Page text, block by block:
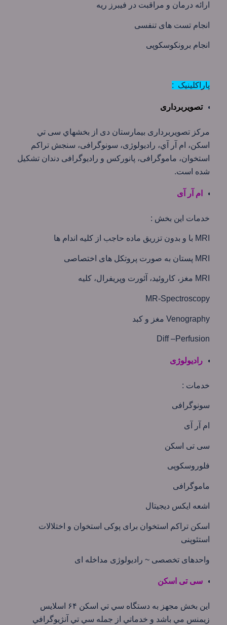
ارائه درمان و مراقبت در فیبرز ریه
انجام تست های تنفسی
انجام برونکوسکوپی
پاراکلینیک :
تصویربرداری
مركز تصويربرداری بيمارستان دی از بخشهاي سی تي
اسكن، ام آر آي، راديولوژی، سونوگرافی، سنجش تراكم
استخوان، ماموگرافی، پانوركس و راديوگرافی دندان تشكيل
شده است.
ام آر آی
خدمات این بخش :
MRI با و بدون تزریق ماده حاجب از كلیه اندام ها
MRI پستان به صورت پروتكل های اختصاصی
MRI مغز، كاروئید، آئورت وپریفرال، كليه
MR-Spectroscopy
Venography مغز و كبد
Diff –Perfusion
رادیولوژی
خدمات :
سونوگرافی
ام آر آی
سی تی اسکن
فلوروسکوپی
ماموگرافی
اشعه ایکس دیجیتال
اسکن تراکم استخوان برای پوکی استخوان و اختلالات
استئوپنی
واحدهای تخصصی ~ رادیولوژی مداخله ای
سی تی اسکن
اين بخش مجهز به دستگاه سي تي اسكن ۶۴ اسلايس
زيمنس مي باشد و خدماتي از جمله سي تي آنژيوگرافي